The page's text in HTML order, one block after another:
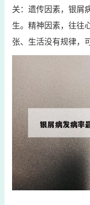
关：遗传因素，银屑
生。精神因素，往往
张、生活没有规律，